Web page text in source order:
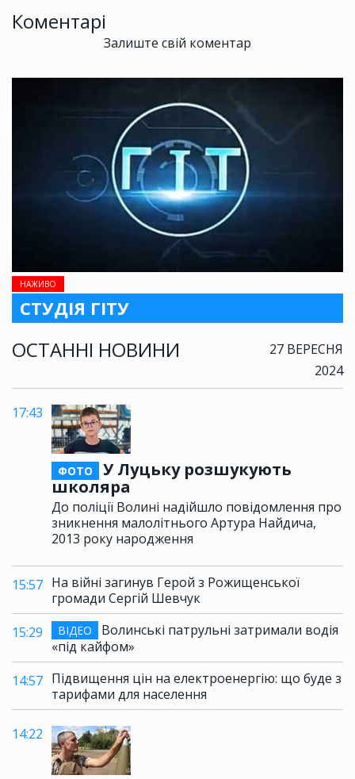
НАЖИВО
СТУДІЯ ГІТУ
ОСТАННІ НОВИНИ
27 ВЕРЕСНЯ
2024
17:43
ФОТО
У Луцьку розшукують
школяра
До поліції Волині надійшло повідомлення про
зникнення малолітнього Артура Найдича,
2013 року народження
15:57 На війні загинув Герой з Рожищенської
громади Сергій Шевчук
15:29
ВІДЕО
Волинські патрульні затримали водія
«під кайфом»
14:57 Підвищення цін на електроенергію: що буде з
тарифами для населення
14:22
Коментарі
Залиште свій коментар